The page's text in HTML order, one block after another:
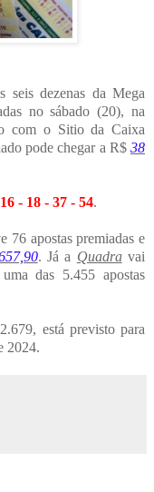
seis dezenas da Mega
no sábado (20), na
com o Sitio da Caixa
pode chegar a R$ 38
- 18 - 37 - 54.
76 apostas premiadas e
. Já a Quadravai
das 5.455 apostas
está previsto para
2024.